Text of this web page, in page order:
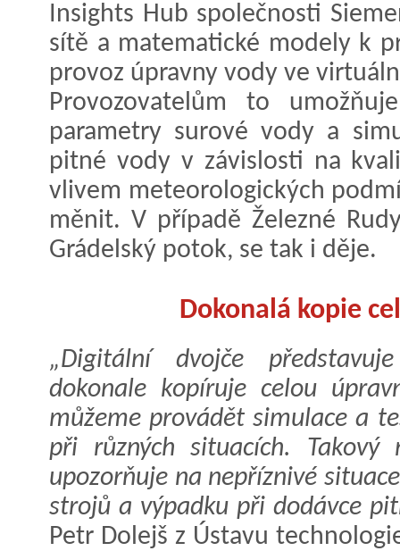
Insights Hub společnosti
sítě a matematické modely k
provoz úpravny vody ve
Provozovatelům to
parametry surové vody a
pitné vody v závislosti na
vlivem meteorologických
měnit. V případě Železné
Grádelský potok, se tak i děje.
Dokonalá kopie
„Digitální dvojče
dokonale kopíruje celou
můžeme provádět simulace a
při různých situacích. Takový
upozorňuje na nepříznivé
strojů a výpadku při dodávce
Petr Dolejš z Ústavu